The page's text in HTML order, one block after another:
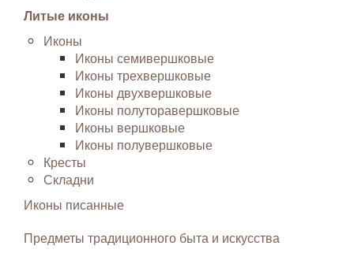
Литые иконы
Иконы
Иконы семивершковые
Иконы трехвершковые
Иконы двухвершковые
Иконы полуторавершковые
Иконы вершковые
Иконы полувершковые
Кресты
Складни
Иконы писанные
Предметы традиционного быта и искусства